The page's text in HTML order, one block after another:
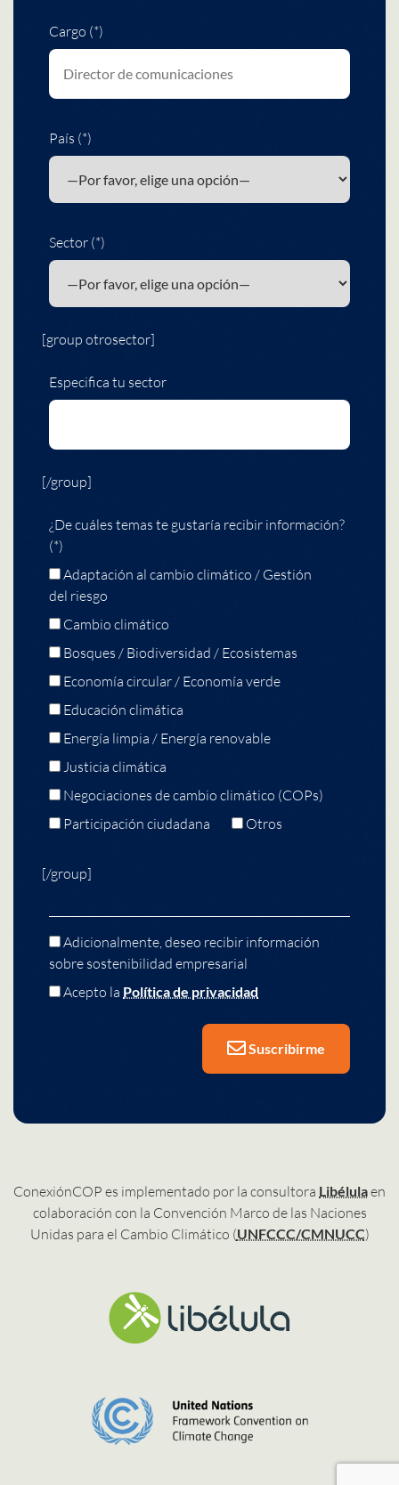
Cargo (*)
País (*)
Sector (*)
[group otrosector]
Especifica tu sector
[/group]
¿De cuáles temas te gustaría recibir información?
(*)
Adaptación al cambio climático / Gestión
del riesgo
Cambio climático
Bosques / Biodiversidad / Ecosistemas
Economía circular / Economía verde
Educación climática
Energía limpia / Energía renovable
Justicia climática
Negociaciones de cambio climático (COPs)
Participación ciudadana
Otros
[/group]
Adicionalmente, deseo recibir información
sobre sostenibilidad empresarial
Acepto la Política de privacidad
Suscribirme
ConexiónCOP es implementado por la consultora Libélulaen
colaboración con la Convención Marco de las Naciones
Unidas para el Cambio Climático (UNFCCC/CMNUCC)